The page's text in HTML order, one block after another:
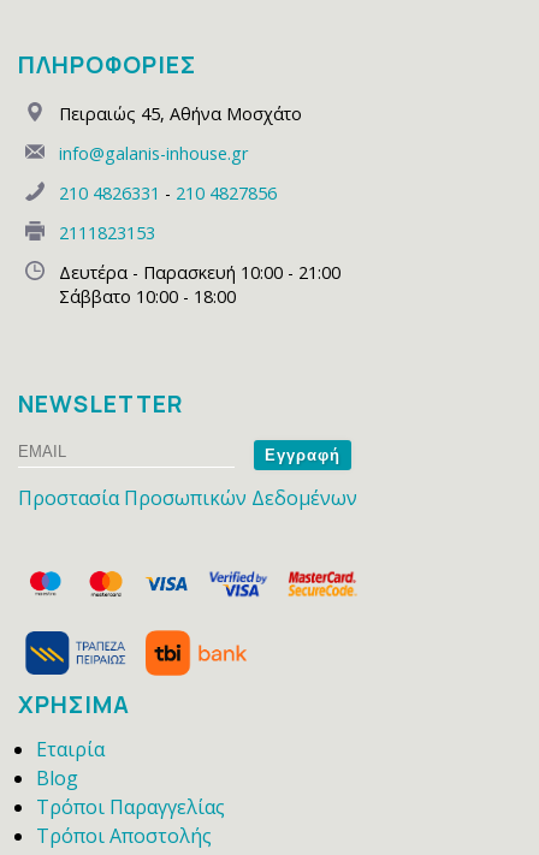
ΠΛΗΡΟΦΟΡΙΕΣ
Πειραιώς 45, Αθήνα Μοσχάτο
info@galanis-inhouse.gr
210 4826331 - 210 4827856
2111823153
Δευτέρα - Παρασκευή 10:00 - 21:00
Σάββατο 10:00 - 18:00
NEWSLETTER
Email
Name
Προστασία Προσωπικών Δεδομένων
ΧΡΗΣΙΜΑ
Εταιρία
Blog
Τρόποι Παραγγελίας
Τρόποι Αποστολής